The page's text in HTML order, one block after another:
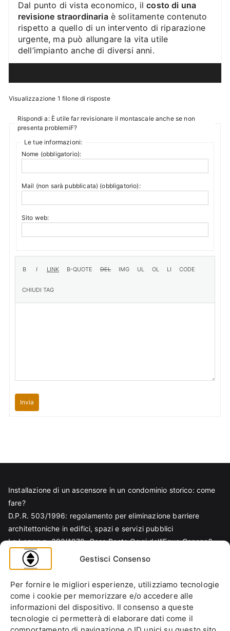
Gestisci Consenso
Per fornire le migliori esperienze, utilizziamo tecnologie
come i cookie per memorizzare e/o accedere alle
informazioni del dispositivo. Il consenso a queste
tecnologie ci permetterà di elaborare dati come il
Dal punto di vista economico, ilcosto di una
revisione straordinariaè solitamente contenuto
rispetto a quello di un intervento di riparazione
urgente, ma può allungare la vita utile
dell’impianto anche di diversi anni.
Visualizzazione 1 filone di risposte
Rispondi a: È utile far revisionare il montascale anche se non
presenta problemiF?
Le tue informazioni:
Nome (obbligatorio):
Mail (non sarà pubblicata) (obbligatorio):
Sito web:
Invia
Installazione di un ascensore in un condominio storico: come
fare?
D.P.R. 503/1996: regolamento per eliminazione barriere
architettoniche in edifici, spazi e servizi pubblici
La Legge n. 392/1978: Cosa Resta Oggi dell’Equo Canone?
Legge Regionale n. 6/1989: Analisi Tecnica per Progettisti e
Amministratori
Norma EN 81-70 e sicurezza nella progettazione ascensore
Ascensore Condominiale
Barriere Architettoniche
Codice Civile